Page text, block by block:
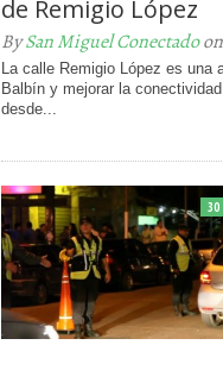
de Remigio López
BySan Miguel Conectado
La calle Remigio López es una
Balbín y mejorar la
desde...
30